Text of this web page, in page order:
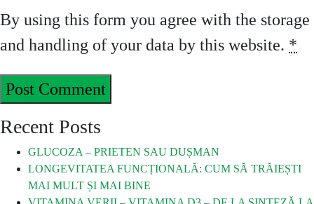
By using this form you agree with the storage
and handling of your data by this website. *
Recent Posts
GLUCOZA – PRIETEN SAU DUȘMAN
LONGEVITATEA FUNCȚIONALĂ: CUM SĂ TRĂIEȘTI
MAI MULT ȘI MAI BINE